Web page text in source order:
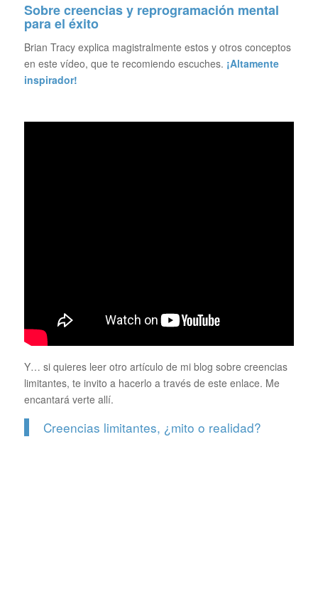
Sobre creencias y reprogramación mental
para el éxito
Brian Tracy explica magistralmente estos y otros conceptos
en este vídeo, que te recomiendo escuches. ¡Altamente
inspirador!
Y… si quieres leer otro artículo de mi blog sobre creencias
limitantes, te invito a hacerlo a través de este enlace. Me
encantará verte allí.
Creencias limitantes, ¿mito o realidad?